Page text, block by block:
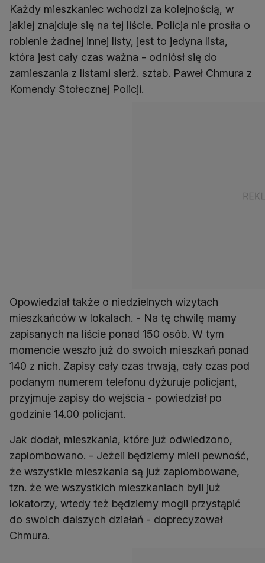
Każdy mieszkaniec wchodzi za kolejnością, w
jakiej znajduje się na tej liście. Policja nie prosiła o
robienie żadnej innej listy, jest to jedyna lista,
która jest cały czas ważna - odniósł się do
zamieszania z listami sierż. sztab. Paweł Chmura z
Komendy Stołecznej Policji.
Opowiedział także o niedzielnych wizytach
mieszkańców w lokalach. - Na tę chwilę mamy
zapisanych na liście ponad 150 osób. W tym
momencie weszło już do swoich mieszkań ponad
140 z nich. Zapisy cały czas trwają, cały czas pod
podanym numerem telefonu dyżuruje policjant,
przyjmuje zapisy do wejścia - powiedział po
godzinie 14.00 policjant.
Jak dodał, mieszkania, które już odwiedzono,
zaplombowano. - Jeżeli będziemy mieli pewność,
że wszystkie mieszkania są już zaplombowane,
tzn. że we wszystkich mieszkaniach byli już
lokatorzy, wtedy też będziemy mogli przystąpić
do swoich dalszych działań - doprecyzował
Chmura.